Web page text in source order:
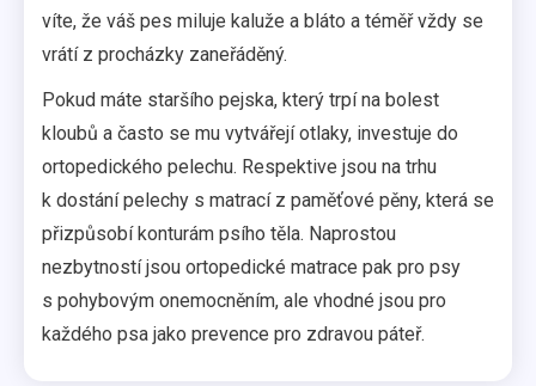
víte, že váš pes miluje kaluže a bláto a téměř vždy se
vrátí z procházky zaneřáděný.
Pokud máte staršího pejska, který trpí na bolest
kloubů a často se mu vytvářejí otlaky, investuje do
ortopedického pelechu. Respektive jsou na trhu
k dostání pelechy s matrací z paměťové pěny, která se
přizpůsobí konturám psího těla. Naprostou
nezbytností jsou ortopedické matrace pak pro psy
s pohybovým onemocněním, ale vhodné jsou pro
každého psa jako prevence pro zdravou páteř.